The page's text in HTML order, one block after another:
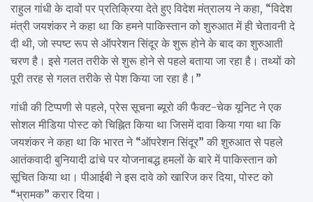
राहुल गांधी के दावों पर प्रतिक्रिया देते हुए विदेश मंत्रालय ने कहा, “विदेश
मंत्री जयशंकर ने कहा था कि हमने पाकिस्तान को शुरुआत में ही चेतावनी दे
दी थी, जो स्पष्ट रूप से ऑपरेशन सिंदूर के शुरू होने के बाद का शुरुआती
चरण है। इसे गलत तरीके से शुरू होने से पहले बताया जा रहा है। तथ्यों को
पूरी तरह से गलत तरीके से पेश किया जा रहा है।”
गांधी की टिप्पणी से पहले, प्रेस सूचना ब्यूरो की फैक्ट-चेक यूनिट ने एक
सोशल मीडिया पोस्ट को चिह्नित किया था जिसमें दावा किया गया था कि
जयशंकर ने कहा था कि भारत ने “ऑपरेशन सिंदूर” की शुरुआत से पहले
आतंकवादी बुनियादी ढांचे पर योजनाबद्ध हमलों के बारे में पाकिस्तान को
सूचित किया था। पीआईबी ने इस दावे को खारिज कर दिया, पोस्ट को
“भ्रामक” करार दिया।